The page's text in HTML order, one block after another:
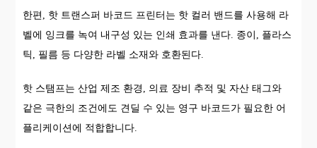
한편, 핫 트랜스퍼 바코드 프린터는 핫 컬러 밴드를 사용해 라
벨에 잉크를 녹여 내구성 있는 인쇄 효과를 낸다. 종이, 플라스
틱, 필름 등 다양한 라벨 소재와 호환된다.
핫 스탬프는 산업 제조 환경, 의료 장비 추적 및 자산 태그와
같은 극한의 조건에도 견딜 수 있는 영구 바코드가 필요한 어
플리케이션에 적합합니다.